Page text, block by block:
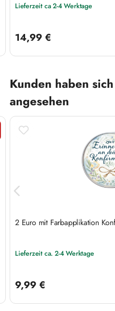
Lieferzeit ca 2-4 Werktage
14,99 €
Produktgalerie überspringen
Kunden haben
angesehen
2 Euro mit Farbapplikation
Lieferzeit ca. 2-4 Werktage
9,99 €